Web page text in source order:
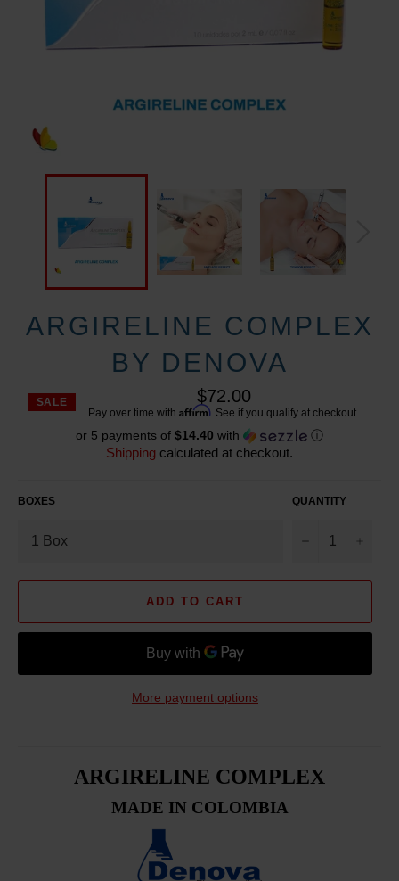
ARGIRELINE COMPLEX
BY DENOVA
SALE $72.00
Pay over time withAffirm . See if you qualify at checkout.
or 5 payments of $14.40 with ⓘ
Shipping calculated at checkout.
BOXES QUANTITY
ADD TO CART
More payment options
ARGIRELINE COMPLEX
MADE IN COLOMBIA